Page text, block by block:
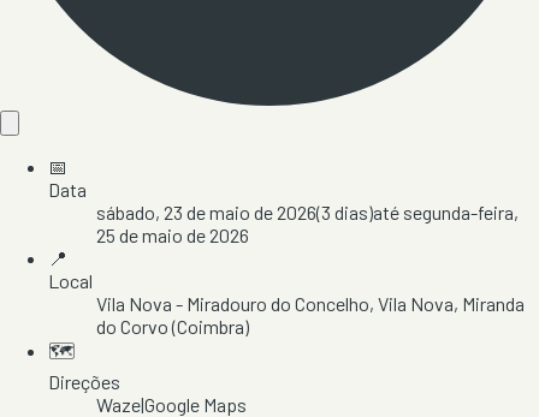
📅
Data
sábado, 23 de maio de 2026(3 dias)até segunda-feira,
25 de maio de 2026
📍
Local
Vila Nova - Miradouro do Concelho, Vila Nova, Miranda
do Corvo(Coimbra)
🗺️
Direções
Waze|Google Maps